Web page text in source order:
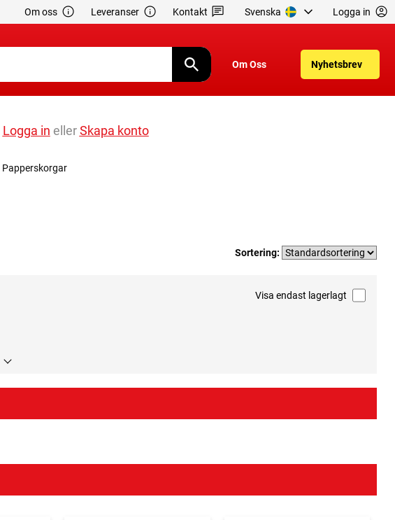
Om oss Leveranser Kontakt Svenska Logga in
Om Oss Nyhetsbrev
Logga in ellerSkapa konto
Papperskorgar
Sortering:
Visa endast lagerlagt